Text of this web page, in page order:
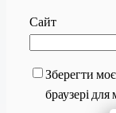
Сайт
Зберегти
браузері